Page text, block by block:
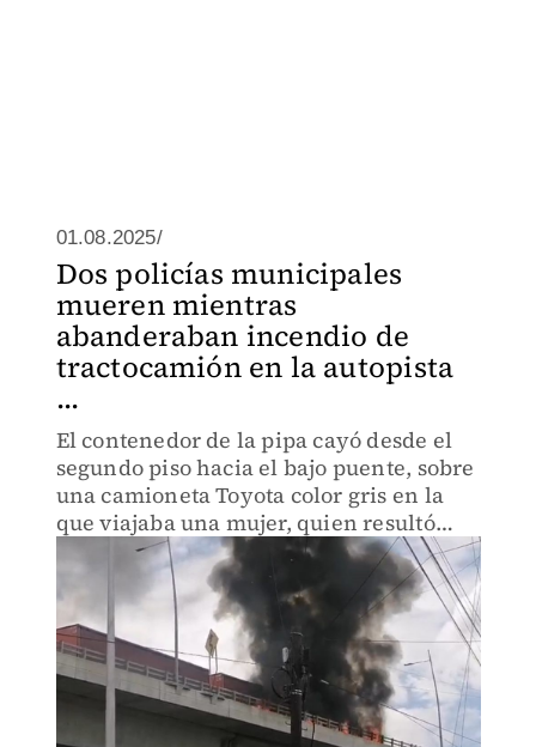
01.08.2025/
Dos policías municipales
mueren mientras
abanderaban incendio de
tractocamión en la autopista
...
El contenedor de la pipa cayó desde el
segundo piso hacia el bajo puente, sobre
una camioneta Toyota color gris en la
que viajaba una mujer, quien resultó
únicamente con golpes.